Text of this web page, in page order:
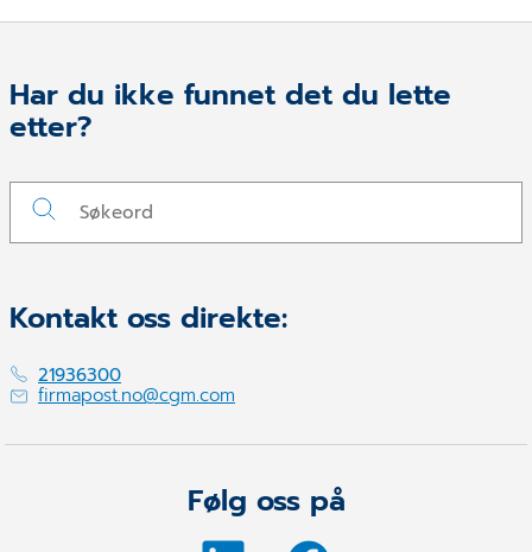
Har du ikke funnet det du lette
etter?
Kontakt oss direkte:
21936300
firmapost.no@cgm.com
Følg oss på